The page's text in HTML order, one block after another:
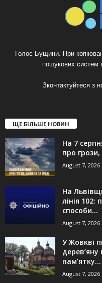
Голос Бущини. При
пошукових систем
Зконтактуйтеся з
ЩЕ БІЛЬШЕ НОВИН
На 7
про
August 7, 2026
На
лінія 102:
способи...
August 7, 2026
У Жовкві
дерев’яну
пам’ятку...
August 7, 2026